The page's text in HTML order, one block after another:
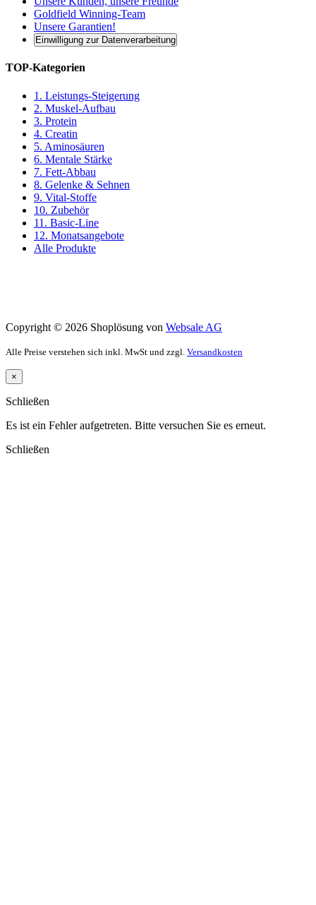
Goldfield Winning-Team
Unsere Garantien!
Einwilligung zur Datenverarbeitung
TOP-Kategorien
1. Leistungs-Steigerung
2. Muskel-Aufbau
3. Protein
4. Creatin
5. Aminosäuren
6. Mentale Stärke
7. Fett-Abbau
8. Gelenke & Sehnen
9. Vital-Stoffe
10. Zubehör
11. Basic-Line
12. Monatsangebote
Alle Produkte
Copyright © 2026 Shoplösung von Websale AG
Alle Preise verstehen sich inkl. MwSt und zzgl. Versandkosten
×
Schließen
Es ist ein Fehler aufgetreten. Bitte versuchen Sie es erneut.
Schließen